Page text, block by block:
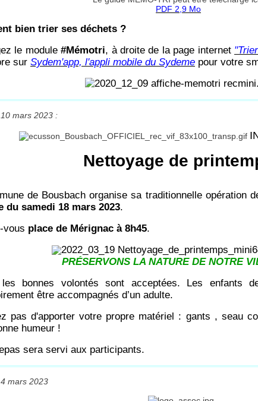
PDF 2,9 Mo
bien trier ses déchets ?
le module#Mémotri, à droite de la page internet
sur Sydem'app, l'appli mobile du Sydeme pour votre
mars 2023 :
Nettoyage de
de Bousbach organise sa traditionnelle opération
du samedi 18 mars 2023.
vous place de Mérignac à 8h45.
PRÉSERVONS LA NATURE DE NOTRE
les bonnes volontés sont acceptées. Les enfants
être accompagnés d’un adulte.
pas d'apporter votre propre matériel : gants , seau
humeur !
sera servi aux participants.
mars 2023